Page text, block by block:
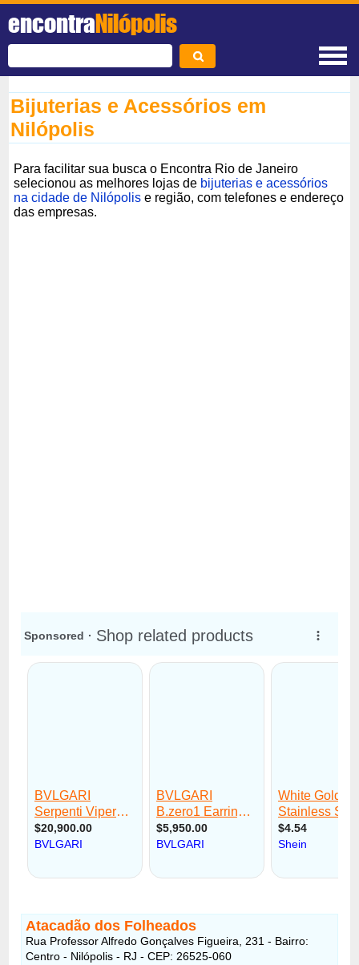
encontraNilópolis
Bijuterias e Acessórios em
Nilópolis
Para facilitar sua busca o Encontra Rio de Janeiro
selecionou as melhores lojas de bijuterias e acessórios
na cidade de Nilópolis e região, com telefones e endereço
das empresas.
Atacadão dos Folheados
Rua Professor Alfredo Gonçalves Figueira, 231 - Bairro:
Centro - Nilópolis - RJ - CEP: 26525-060